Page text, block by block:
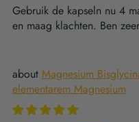
Gebruik de kapseln nu 4
en maag klachten. Ben
Magnesium
elementarem Magnesium